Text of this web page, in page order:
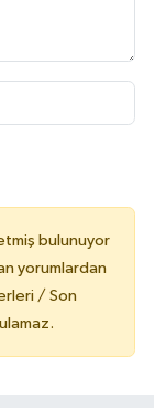
bulunuyor
yorumlardan
/ Son